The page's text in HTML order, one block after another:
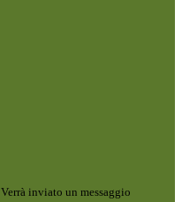
Verrà inviato un messaggio